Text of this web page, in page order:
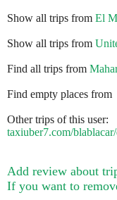
Show all trips from El
Show all trips from
Find all trips from
Find empty places from
Other trips of this user:
taxiuber7.com/
Add review about
If you want to